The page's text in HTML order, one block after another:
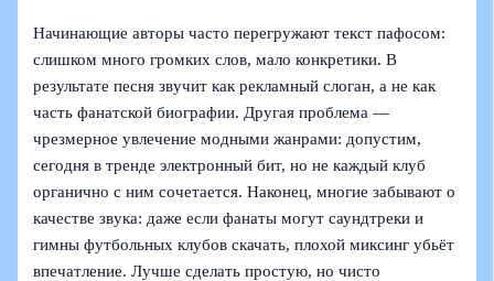
Начинающие авторы часто перегружают текст пафосом:
слишком много громких слов, мало конкретики. В
результате песня звучит как рекламный слоган, а не как
часть фанатской биографии. Другая проблема —
чрезмерное увлечение модными жанрами: допустим,
сегодня в тренде электронный бит, но не каждый клуб
органично с ним сочетается. Наконец, многие забывают о
качестве звука: даже если фанаты могут саундтреки и
гимны футбольных клубов скачать, плохой миксинг убьёт
впечатление. Лучше сделать простую, но чисто